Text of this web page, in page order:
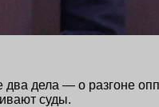
дела — о разгоне
суды.